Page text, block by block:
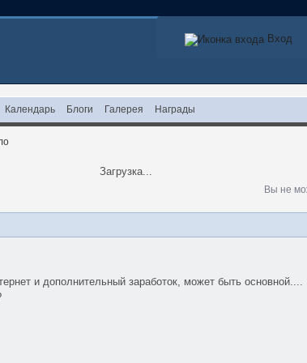
Вход
Календарь Блоги Галерея Награды
Загрузка...
Вы не
и дополнительный заработок, может быть основной....